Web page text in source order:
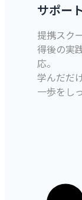
サポー
提携スク
得後の実
応。
学んだだ
一歩をし